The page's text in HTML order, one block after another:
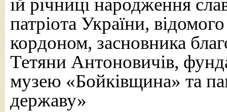
ій річниці народження
патріота України,
кордоном, засновника
Тетяни Антоновичів,
музею «Бойківщина» та
державу»